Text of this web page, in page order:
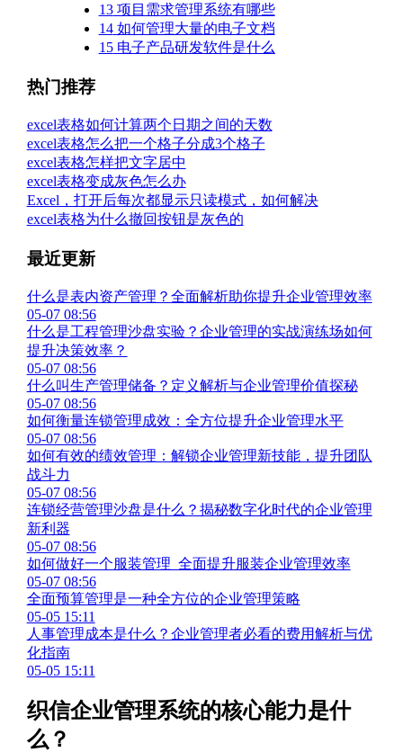
13项目需求管理系统有哪些
14如何管理大量的电子文档
15电子产品研发软件是什么
热门推荐
excel表格如何计算两个日期之间的天数
excel表格怎么把一个格子分成3个格子
excel表格怎样把文字居中
excel表格变成灰色怎么办
Excel，打开后每次都显示只读模式，如何解决
excel表格为什么撤回按钮是灰色的
最近更新
什么是表内资产管理？全面解析助你提升企业管理效率
05-07 08:56
什么是工程管理沙盘实验？企业管理的实战演练场如何
提升决策效率？
05-07 08:56
什么叫生产管理储备？定义解析与企业管理价值探秘
05-07 08:56
如何衡量连锁管理成效：全方位提升企业管理水平
05-07 08:56
如何有效的绩效管理：解锁企业管理新技能，提升团队
战斗力
05-07 08:56
连锁经营管理沙盘是什么？揭秘数字化时代的企业管理
新利器
05-07 08:56
如何做好一个服装管理_全面提升服装企业管理效率
05-07 08:56
全面预算管理是一种全方位的企业管理策略
05-05 15:11
人事管理成本是什么？企业管理者必看的费用解析与优
化指南
05-05 15:11
织信企业管理系统的核心能力是什
么？